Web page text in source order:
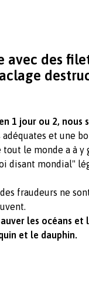
des
1 jour ou 2, nous
et une
le monde a à y
disant mondial"
fraudeurs ne
les océans et
et le dauphin.